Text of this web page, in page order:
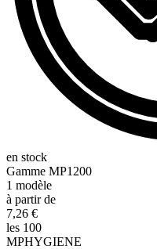
en stock
Gamme MP1200
1 modèle
à partir de
7,26 €
les 100
MPHYGIENE